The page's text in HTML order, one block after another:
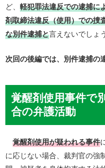
ど、軽犯罪法違反での逮捕に
剤取締法違反（使用）での捜
な別件逮捕と言えないでしょ
次回の後編では、別件逮捕の
覚醒剤使用事件で
合の弁護活動
覚醒剤使用が疑われる事件
に応じない場合、裁判官の強